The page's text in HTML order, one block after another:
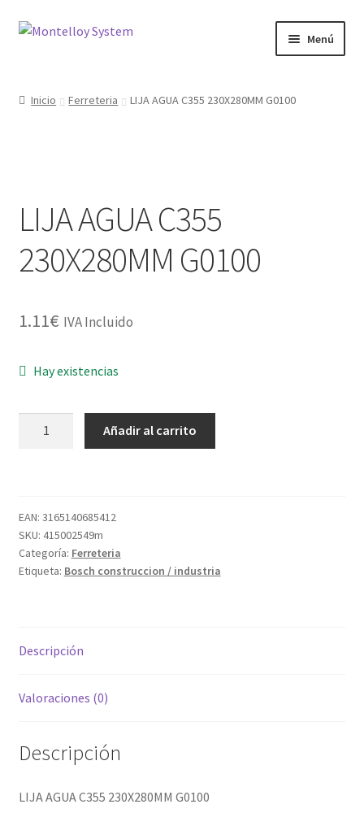
Ir
Ir
Menú
Maquinaria
Protección Laboral
Inicio Ferreteria LIJA AGUA C355 230X280MM G0100
LIJA AGUA C355
230X280MM G0100
1.11€ IVA Incluido
Hay existencias
cantidad
Añadir al carrito
EAN: 3165140685412
SKU: 415002549m
Categoría: Ferreteria
Etiqueta: Bosch construccion / industria
Descripción
Valoraciones (0)
Descripción
LIJA AGUA C355 230X280MM G0100